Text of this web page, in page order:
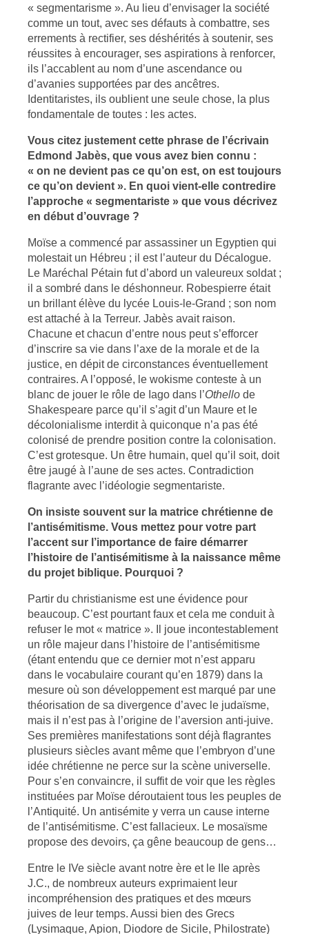
« segmentarisme ». Au lieu d’envisager la société
comme un tout, avec ses défauts à combattre, ses
errements à rectifier, ses déshérités à soutenir, ses
réussites à encourager, ses aspirations à renforcer,
ils l’accablent au nom d’une ascendance ou
d’avanies supportées par des ancêtres.
Identitaristes, ils oublient une seule chose, la plus
fondamentale de toutes : les actes.
Vous citez justement cette phrase de l’écrivain
Edmond Jabès, que vous avez bien connu :
« on ne devient pas ce qu’on est, on est toujours
ce qu’on devient ». En quoi vient-elle contredire
l’approche « segmentariste » que vous décrivez
en début d’ouvrage ?
Moïse a commencé par assassiner un Egyptien qui
molestait un Hébreu ; il est l’auteur du Décalogue.
Le Maréchal Pétain fut d’abord un valeureux soldat ;
il a sombré dans le déshonneur. Robespierre était
un brillant élève du lycée Louis-le-Grand ; son nom
est attaché à la Terreur. Jabès avait raison.
Chacune et chacun d’entre nous peut s’efforcer
d’inscrire sa vie dans l’axe de la morale et de la
justice, en dépit de circonstances éventuellement
contraires. A l’opposé, le wokisme conteste à un
blanc de jouer le rôle de Iago dans l’Othello de
Shakespeare parce qu’il s’agit d’un Maure et le
décolonialisme interdit à quiconque n’a pas été
colonisé de prendre position contre la colonisation.
C’est grotesque. Un être humain, quel qu’il soit, doit
être jaugé à l’aune de ses actes. Contradiction
flagrante avec l’idéologie segmentariste.
On insiste souvent sur la matrice chrétienne de
l’antisémitisme. Vous mettez pour votre part
l’accent sur l’importance de faire démarrer
l’histoire de l’antisémitisme à la naissance même
du projet biblique. Pourquoi ?
Partir du christianisme est une évidence pour
beaucoup. C’est pourtant faux et cela me conduit à
refuser le mot « matrice ». Il joue incontestablement
un rôle majeur dans l’histoire de l’antisémitisme
(étant entendu que ce dernier mot n’est apparu
dans le vocabulaire courant qu’en 1879) dans la
mesure où son développement est marqué par une
théorisation de sa divergence d’avec le judaïsme,
mais il n’est pas à l’origine de l’aversion anti-juive.
Ses premières manifestations sont déjà flagrantes
plusieurs siècles avant même que l’embryon d’une
idée chrétienne ne perce sur la scène universelle.
Pour s’en convaincre, il suffit de voir que les règles
instituées par Moïse déroutaient tous les peuples de
l’Antiquité. Un antisémite y verra un cause interne
de l’antisémitisme. C’est fallacieux. Le mosaïsme
propose des devoirs, ça gêne beaucoup de gens…
Entre le IVe siècle avant notre ère et le IIe après
J.C., de nombreux auteurs exprimaient leur
incompréhension des pratiques et des mœurs
juives de leur temps. Aussi bien des Grecs
(Lysimaque, Apion, Diodore de Sicile, Philostrate)